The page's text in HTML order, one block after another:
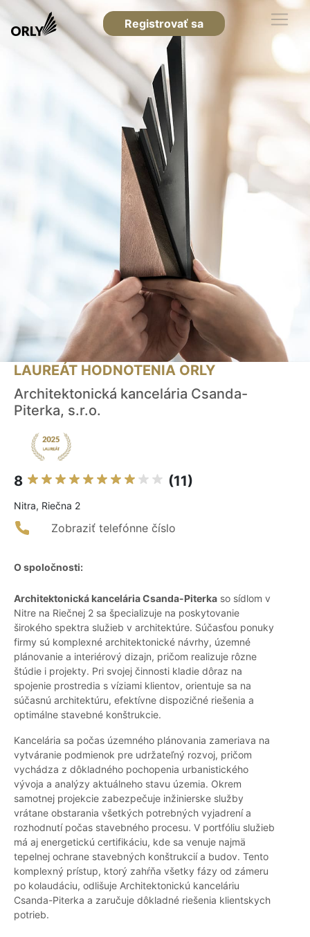
Registrovať sa
LAUREÁT HODNOTENIA ORLY
Architektonická kancelária Csanda-
Piterka, s.r.o.
8 (11)
Nitra, Riečna 2
Zobraziť telefónne číslo
O spoločnosti:
Architektonická kancelária Csanda-Piterka so sídlom v
Nitre na Riečnej 2 sa špecializuje na poskytovanie
širokého spektra služieb v architektúre. Súčasťou ponuky
firmy sú komplexné architektonické návrhy, územné
plánovanie a interiérový dizajn, pričom realizuje rôzne
štúdie i projekty. Pri svojej činnosti kladie dôraz na
spojenie prostredia s víziami klientov, orientuje sa na
súčasnú architektúru, efektívne dispozičné riešenia a
optimálne stavebné konštrukcie.
Kancelária sa počas územného plánovania zameriava na
vytváranie podmienok pre udržateľný rozvoj, pričom
vychádza z dôkladného pochopenia urbanistického
vývoja a analýzy aktuálneho stavu územia. Okrem
samotnej projekcie zabezpečuje inžinierske služby
vrátane obstarania všetkých potrebných vyjadrení a
rozhodnutí počas stavebného procesu. V portfóliu služieb
má aj energetickú certifikáciu, kde sa venuje najmä
tepelnej ochrane stavebných konštrukcií a budov. Tento
komplexný prístup, ktorý zahŕňa všetky fázy od zámeru
po kolaudáciu, odlišuje Architektonickú kanceláriu
Csanda-Piterka a zaručuje dôkladné riešenia klientskych
potrieb.